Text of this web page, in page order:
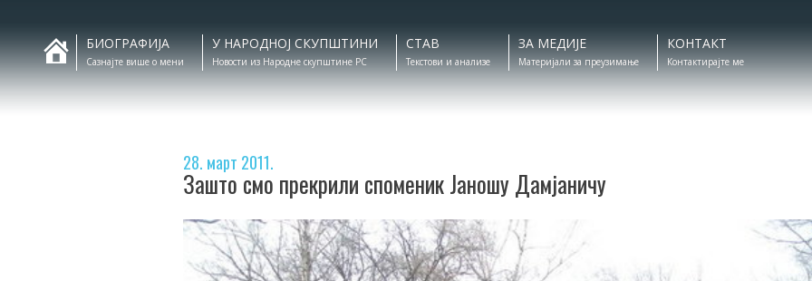
БИОГРАФИЈА
Сазнајте више о мени
У НАРОДНОЈ СКУПШТИНИ
Новости из Народне скупштине РС
СТАВ
Текстови и анализе
ЗА МЕДИЈЕ
Материјали за преузимање
КОНТАКТ
Контактирајте ме
28. март 2011.
Зашто смо прекрили споменик Јаношу Дамјаничу